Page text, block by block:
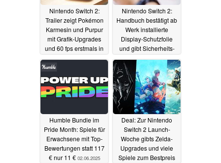
Nintendo Switch 2:
Trailer zeigt Pokémon
Karmesin und Purpur
mit Grafik-Upgrades
und 60 fps erstmals in
02.06.2025
Nintendo Switch 2:
Handbuch bestätigt ab
Werk installierte
Display-Schutzfolie
und gibt Sicherheits-
02.06.2025
Humble Bundle im
Pride Month: Spiele für
Erwachsene mit Top-
Bewertungen statt 117
€ nur 11 € 02.06.2025
Deal: Zur Nintendo
Switch 2 Launch-
Woche gibts Zelda-
Upgrades und viele
Spiele zum Bestpreis